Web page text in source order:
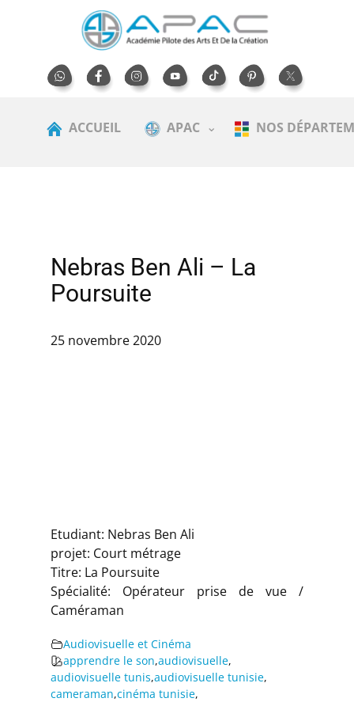
ACCUEIL APAC NOS
Nebras Ben Ali – La
Poursuite
25 novembre 2020
Etudiant: Nebras Ben Ali
projet: Court métrage
Titre: La Poursuite
Spécialité: Opérateur prise de vue /
Caméraman
Audiovisuelle et Cinéma
apprendre le son,audiovisuelle,
audiovisuelle tunis,audiovisuelle tunisie,
cameraman,cinéma tunisie,